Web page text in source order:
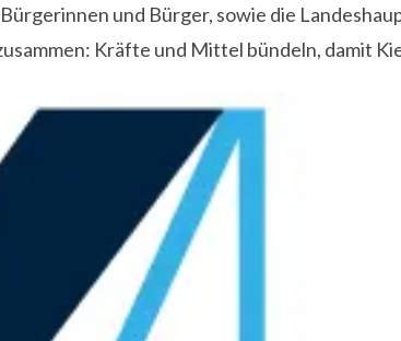
und Bürger, sowie die
Kräfte und Mittel bündeln, damit